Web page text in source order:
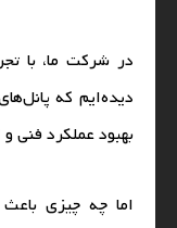
در شرکت ما، با
بهبود عملکرد فنی
اما چه چیزی